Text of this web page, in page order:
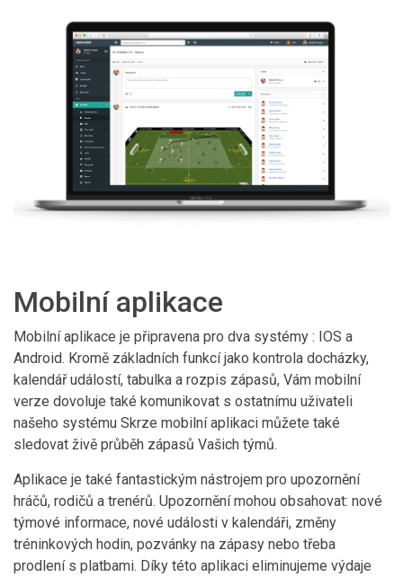
Mobilní aplikace
Mobilní aplikace je připravena pro dva systémy : IOS a
Android. Kromě základních funkcí jako kontrola docházky,
kalendář událostí, tabulka a rozpis zápasů, Vám mobilní
verze dovoluje také komunikovat s ostatnímu uživateli
našeho systému Skrze mobilní aplikaci můžete také
sledovat živě průběh zápasů Vašich týmů.
Aplikace je také fantastickým nástrojem pro upozornění
hráčů, rodičů a trenérů. Upozornění mohou obsahovat: nové
týmové informace, nové události v kalendáři, změny
tréninkových hodin, pozvánky na zápasy nebo třeba
prodlení s platbami. Díky této aplikaci eliminujeme výdaje